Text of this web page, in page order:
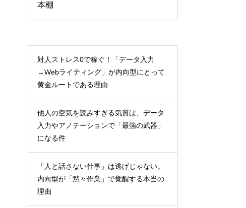
本棚
対人ストレス0で稼ぐ！「データ入力
→Webライティング」が内向型にとって
黄金ルートである理由
他人の空気を読みすぎる気質は、データ
入力やアノテーションで「最強の武器」
になる件
「人と話さない仕事」は逃げじゃない。
内向型が「黙々作業」で覚醒する本当の
理由